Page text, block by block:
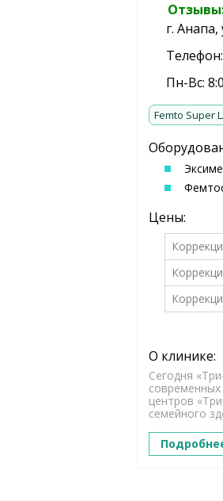
г.
Телефон:
Пн-Вс:
Femto Super
Цены:
О клинике:
Сегодня
современных
центров
семейного